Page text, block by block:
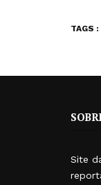
TAGS :
Site